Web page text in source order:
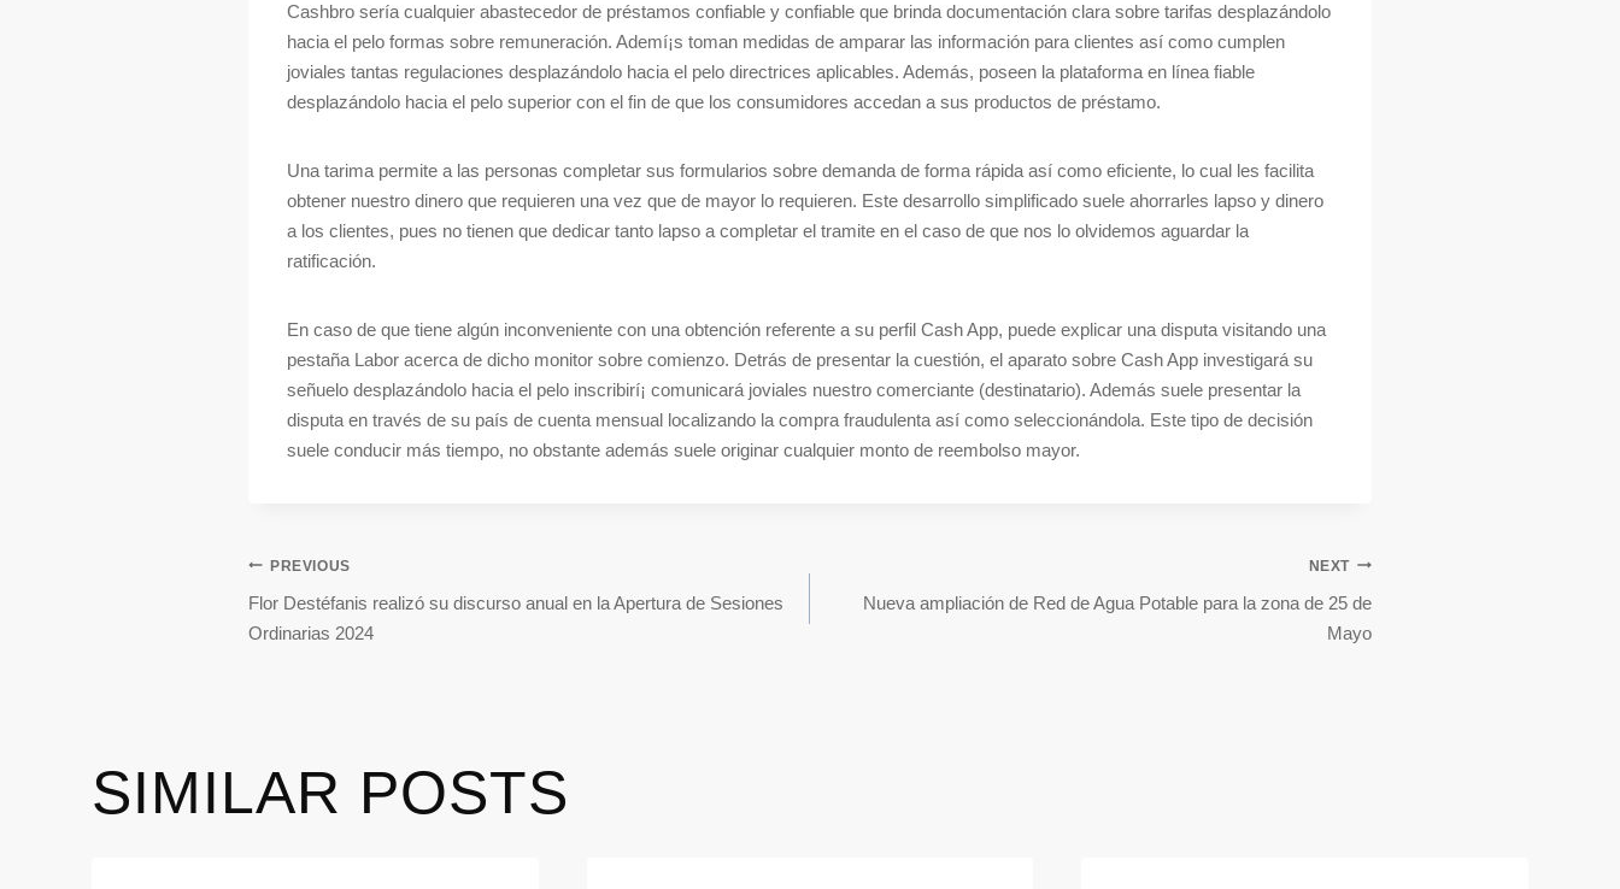
Cashbro serí­a cualquier abastecedor de préstamos confiable y confiable que brinda documentación clara sobre tarifas desplazándolo
hacia el pelo formas sobre remuneración. Ademí¡s toman medidas de amparar las información para clientes así­ como cumplen
joviales tantas regulaciones desplazándolo hacia el pelo directrices aplicables. Además, poseen la plataforma en línea fiable
desplazándolo hacia el pelo superior con el fin de que los consumidores accedan a sus productos de préstamo.
Una tarima permite a las personas completar sus formularios sobre demanda de forma rápida así­ como eficiente, lo cual les facilita
obtener nuestro dinero que requieren una vez que de mayor lo requieren. Este desarrollo simplificado suele ahorrarles lapso y dinero
a los clientes, pues no tienen que dedicar tanto lapso a completar el tramite en el caso de que nos lo olvidemos aguardar la
ratificación.
En caso de que tiene algún inconveniente con una obtención referente a su perfil Cash App, puede explicar una disputa visitando una
pestaña Labor acerca de dicho monitor sobre comienzo. Detrás de presentar la cuestión, el aparato sobre Cash App investigará su
señuelo desplazándolo hacia el pelo inscribirí¡ comunicará joviales nuestro comerciante (destinatario). Además suele presentar la
disputa en través de su país de cuenta mensual localizando la compra fraudulenta así­ como seleccionándola. Este tipo de decisión
suele conducir más tiempo, no obstante además suele originar cualquier monto de reembolso mayor.
PREVIOUS
Flor Destéfanis realizó su discurso anual en la Apertura de Sesiones
Ordinarias 2024
NEXT
Nueva ampliación de Red de Agua Potable para la zona de 25 de
Mayo
SIMILAR POSTS